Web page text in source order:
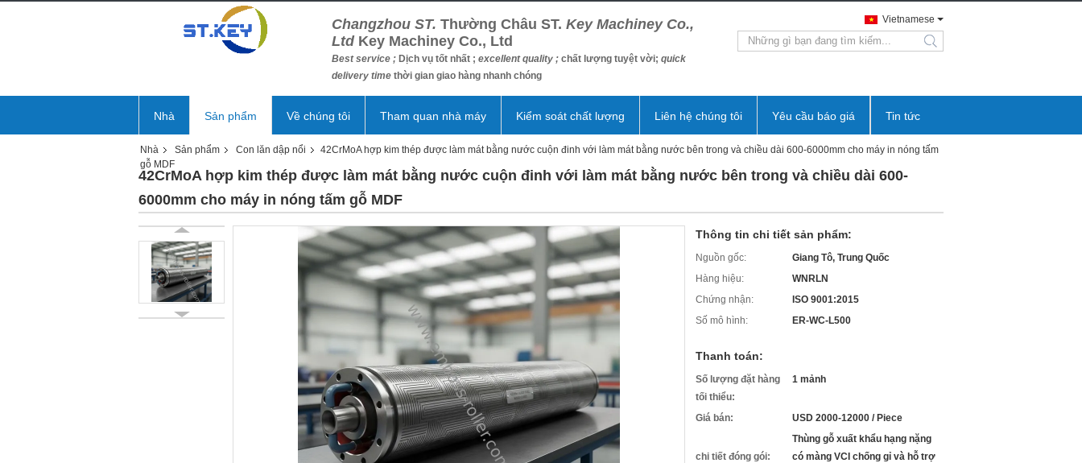
Changzhou ST. Thường Châu ST. Key Machiney Co.,
Ltd Key Machiney Co., Ltd
Best service ; Dịch vụ tốt nhất ; excellent quality ; chất lượng tuyệt vời; quick
delivery time thời gian giao hàng nhanh chóng
Vietnamese
search
Nhà Sản phẩm Về chúng tôi Tham quan nhà máy Kiểm soát chất lượng Liên hệ chúng tôi Yêu cầu báo giá Tin tức
Nhà Sản phẩm Con lăn dập nổi
42CrMoA hợp kim thép được làm mát bằng nước cuộn đinh với làm mát bằng nước bên trong và chiều dài 600-6000mm cho máy in nóng tấm
gỗ MDF
42CrMoA hợp kim thép được làm mát bằng nước cuộn đinh với làm mát bằng nước bên trong và chiều dài 600-
6000mm cho máy in nóng tấm gỗ MDF
Thông tin chi tiết sản phẩm:
Nguồn gốc:
Giang Tô, Trung Quốc
Hàng hiệu:
WNRLN
Chứng nhận:
ISO 9001:2015
Số mô hình:
ER-WC-L500
Thanh toán:
Số lượng đặt hàng
tối thiểu:
1 mảnh
Giá bán: USD 2000-12000 / Piece
chi tiết đóng gói:
Thùng gỗ xuất khẩu hạng nặng
có màng VCI chống gỉ và hỗ trợ